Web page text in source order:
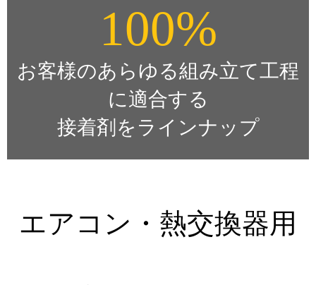
100%
お客様のあらゆる組み立て工程
に適合する
接着剤をラインナップ
エアコン・熱交換器用